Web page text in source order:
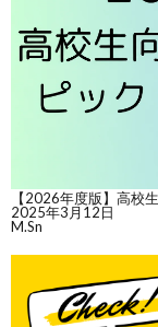
【2026年度版】高校
2025年3月12日
M.Sn